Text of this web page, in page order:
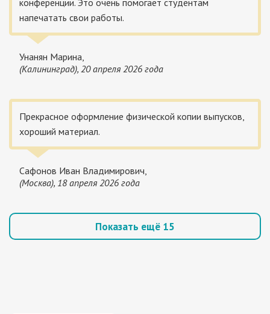
конференции. Это очень помогает студентам
напечатать свои работы.
Унанян Марина,
(Калининград), 20 апреля 2026 года
Прекрасное оформление физической копии выпусков,
хороший материал.
Сафонов Иван Владимирович,
(Москва), 18 апреля 2026 года
Показать ещё 15